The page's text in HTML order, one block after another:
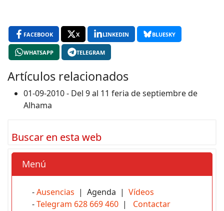
FACEBOOK X LINKEDIN BLUESKY
WHATSAPP TELEGRAM
Artículos relacionados
01-09-2010 - Del 9 al 11 feria de septiembre de
Alhama
Buscar en esta web
Menú
-Ausencias | Agenda | Vídeos
-Telegram 628 669 460 | Contactar